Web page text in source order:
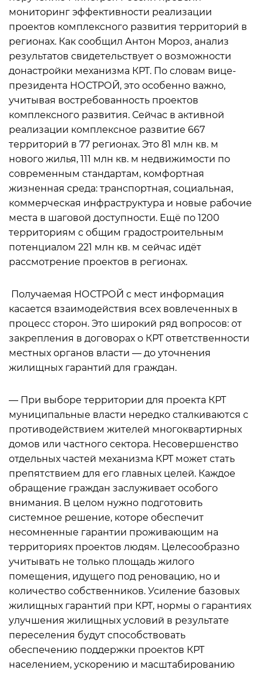
мониторинг эффективности реализации
проектов комплексного развития территорий в
регионах. Как сообщил Антон Мороз, анализ
результатов свидетельствует о возможности
донастройки механизма КРТ. По словам вице-
президента НОСТРОЙ, это особенно важно,
учитывая востребованность проектов
комплексного развития. Сейчас в активной
реализации комплексное развитие 667
территорий в 77 регионах. Это 81 млн кв. м
нового жилья, 111 млн кв. м недвижимости по
современным стандартам, комфортная
жизненная среда: транспортная, социальная,
коммерческая инфраструктура и новые рабочие
места в шаговой доступности. Ещё по 1200
территориям с общим градостроительным
потенциалом 221 млн кв. м сейчас идёт
рассмотрение проектов в регионах.
Получаемая НОСТРОЙ с мест информация
касается взаимодействия всех вовлеченных в
процесс сторон. Это широкий ряд вопросов: от
закрепления в договорах о КРТ ответственности
местных органов власти — до уточнения
жилищных гарантий для граждан.
— При выборе территории для проекта КРТ
муниципальные власти нередко сталкиваются с
противодействием жителей многоквартирных
домов или частного сектора. Несовершенство
отдельных частей механизма КРТ может стать
препятствием для его главных целей. Каждое
обращение граждан заслуживает особого
внимания. В целом нужно подготовить
системное решение, которе обеспечит
несомненные гарантии проживающим на
территориях проектов людям. Целесообразно
учитывать не только площадь жилого
помещения, идущего под реновацию, но и
количество собственников. Усиление базовых
жилищных гарантий при КРТ, нормы о гарантиях
улучшения жилищных условий в результате
переселения будут способствовать
обеспечению поддержки проектов КРТ
населением, ускорению и масштабированию